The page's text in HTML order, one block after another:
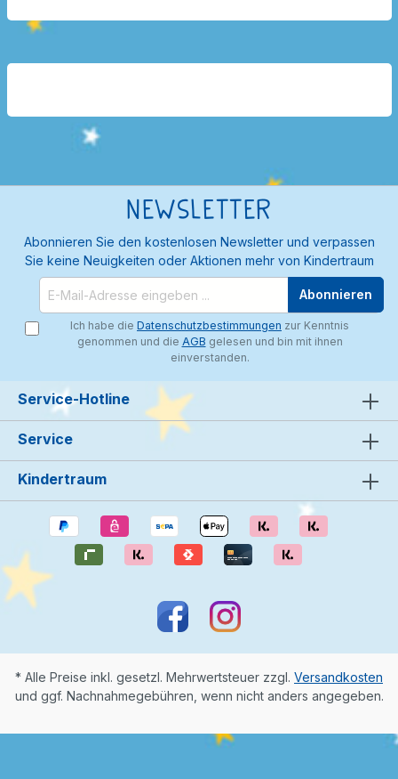
Newsletter
Abonnieren Sie den kostenlosen Newsletter und verpassen
Sie keine Neuigkeiten oder Aktionen mehr von Kindertraum
Abonnieren
Ich habe die Datenschutzbestimmungen zur Kenntnis
genommen und die AGB gelesen und bin mit ihnen
einverstanden.
Service-Hotline
Service
Kindertraum
* Alle Preise inkl. gesetzl. Mehrwertsteuer zzgl. Versandkosten
und ggf. Nachnahmegebühren, wenn nicht anders angegeben.